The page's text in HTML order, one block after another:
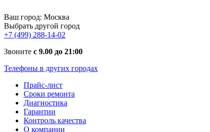
Ваш город: Москва
Выбрать другой город
+7 (499) 288-14-02
Звоните с 9.00 до 21:00
Телефоны в других городах
Прайс-лист
Сроки ремонта
Диагностика
Гарантии
Контроль качества
О компании